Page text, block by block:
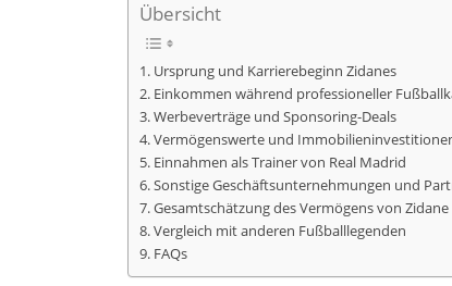
Übersicht
Ursprung und Karrierebeginn Zidanes
Einkommen während professioneller
Werbeverträge und Sponsoring-Deals
Vermögenswerte und
Einnahmen als Trainer von Real Madrid
Sonstige Geschäftsunternehmungen und
Gesamtschätzung des Vermögens von Zidane
Vergleich mit anderen Fußballlegenden
FAQs